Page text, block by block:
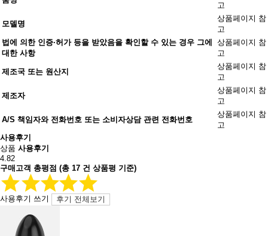
고
모델명
상품페이지 참
고
법에 의한 인증·허가 등을 받았음을 확인할 수 있는 경우 그에
대한 사항
상품페이지 참
고
제조국 또는 원산지
상품페이지 참
고
제조자
상품페이지 참
고
A/S 책임자와 전화번호 또는 소비자상담 관련 전화번호
상품페이지 참
고
사용후기
상품 사용후기
4.82
구매고객 총평점 (총 17 건 상품평 기준)
사용후기 쓰기 후기 전체보기